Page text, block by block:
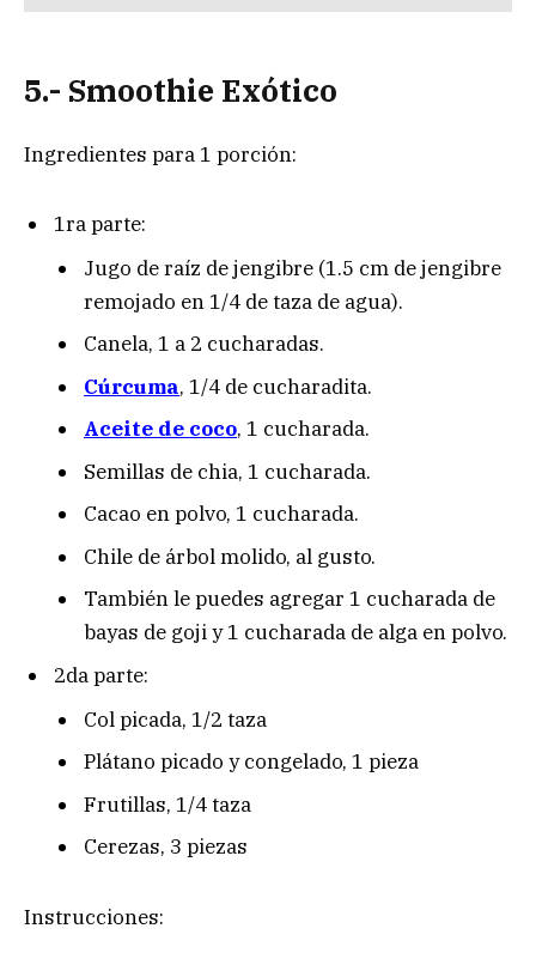
5.- Smoothie Exótico
Ingredientes para 1 porción:
1ra parte:
Jugo de raíz de jengibre (1.5 cm de jengibre
remojado en 1/4 de taza de agua).
Canela, 1 a 2 cucharadas.
Cúrcuma, 1/4 de cucharadita.
Aceite de coco, 1 cucharada.
Semillas de chia, 1 cucharada.
Cacao en polvo, 1 cucharada.
Chile de árbol molido, al gusto.
También le puedes agregar 1 cucharada de
bayas de goji y 1 cucharada de alga en polvo.
2da parte:
Col picada, 1/2 taza
Plátano picado y congelado, 1 pieza
Frutillas, 1/4 taza
Cerezas, 3 piezas
Instrucciones: